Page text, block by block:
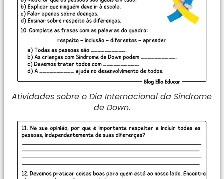
Atividades sobre o Dia Internacional da Síndrome
de Down.